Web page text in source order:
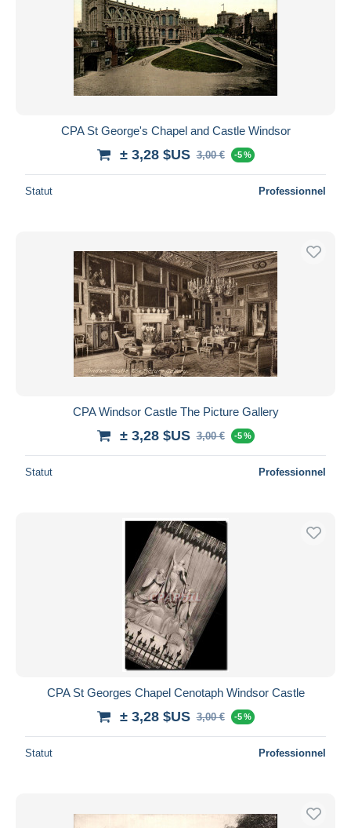
CPA St George's Chapel and Castle Windsor
± 3,28 $US 3,00 € -5 %
Statut Professionnel
CPA Windsor Castle The Picture Gallery
± 3,28 $US 3,00 € -5 %
Statut Professionnel
CPA St Georges Chapel Cenotaph Windsor Castle
± 3,28 $US 3,00 € -5 %
Statut Professionnel